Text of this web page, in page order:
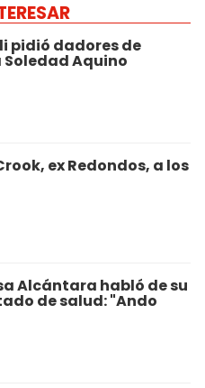
pidió dadores de
Aquino
ex Redondos, a los
Alcántara habló de su
de salud: "Ando